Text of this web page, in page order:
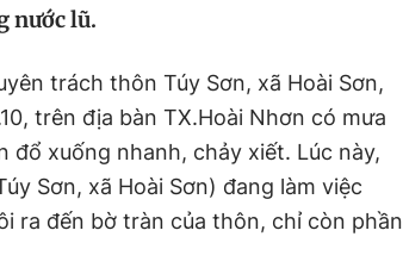
nước lũ.
trách thôn Túy Sơn, xã Hoài Sơn,
trên địa bàn TX.Hoài Nhơn có mưa
đổ xuống nhanh, chảy xiết. Lúc này,
Sơn, xã Hoài Sơn) đang làm việc
ra đến bờ tràn của thôn, chỉ còn phần